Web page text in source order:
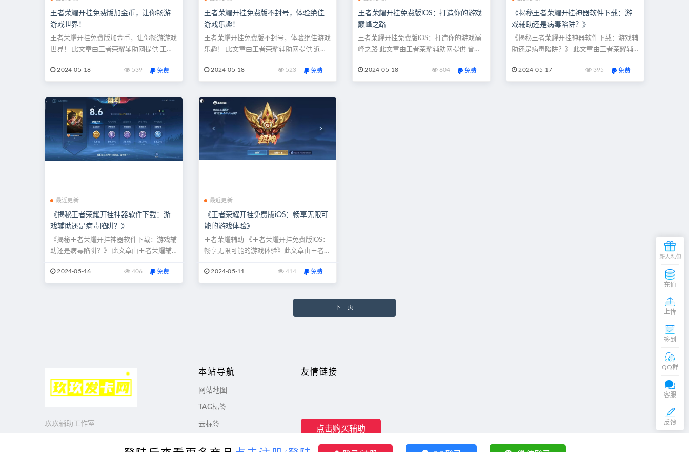
王者荣耀开挂免费版加金币，让你畅游
游戏世界！
王者荣耀开挂免费版加金币，让你畅游游戏
世界！ 此文章由王者荣耀辅助网提供 王者
吸引了数以亿计的玩家加入其中。在这个充
皮肤和道具，提升游戏体验。许多玩家在游
戏中常常因为金币不足而感到困扰，...
2024-05-18 539 免费
王者荣耀开挂免费版不封号，体验绝佳
游戏乐趣！
王者荣耀开挂免费版不封号，体验绝佳游戏
乐趣！ 此文章由王者荣耀辅助网提供 近年
英雄、丰富的玩法，吸引了数亿玩家的加
其中最为突出的便是开挂现象。很多玩家为
了在游戏中获得更大的优势，纷纷寻求...
2024-05-18 523 免费
王者荣耀开挂免费版iOS：打造你的游戏
巅峰之路
王者荣耀开挂免费版iOS：打造你的游戏巅
峰之路 此文章由王者荣耀辅助网提供 曾
是一项艰苦的挑战。无数的小时投入，无数
2024-05-18 604 免费
《揭秘王者荣耀开挂神器软件下载：游
戏辅助还是病毒陷阱？》
《揭秘王者荣耀开挂神器软件下载：游戏辅
助还是病毒陷阱？》 此文章由王者荣耀辅
靡全球的MOBA游戏，吸引了亿万玩家的热
2024-05-17 395 免费
最近更新
《揭秘王者荣耀开挂神器软件下载：游
戏辅助还是病毒陷阱？》
《揭秘王者荣耀开挂神器软件下载：游戏辅
助还是病毒陷阱？》 此文章由王者荣耀辅
靡全球的MOBA游戏，吸引了亿万玩家的热
情参与。随着游戏的流行，一些玩家为了获
2024-05-16 406 免费
最近更新
《王者荣耀开挂免费版iOS：畅享无限可
能的游戏体验》
王者荣耀辅助 《王者荣耀开挂免费版iOS：
畅享无限可能的游戏体验》此文章由王者荣
荣耀，作为一款备受瞩目的MOBA游戏，吸
引了数亿玩家的关注与热爱在游戏中取得胜
验高水平游戏的玩家来说，这无...
2024-05-11 414 免费
下一页
玖玖辅助工作室
本站导航
网站地图
TAG标签
云标签
友情链接
© 2018 Theme by - 玖玖工作室 & WordPress Theme. All rights reserved 蒙ICP备2023001791号
充值
上传
签到
QQ群
粉
交
流
群
客服
在
线
客
服
反馈
点击购买辅助